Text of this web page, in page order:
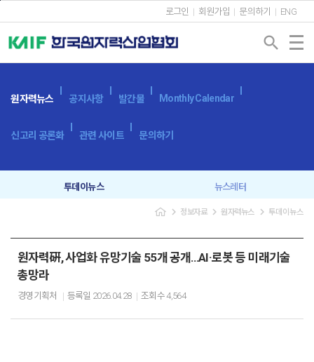
로그인 회원가입 문의하기 ENG
search
원자력뉴스 공지사항 발간물 Monthly Calendar
신고리 공론화 관련 사이트 문의하기
투데이뉴스 뉴스레터
navigate_next 정보자료 navigate_next원자력뉴스 navigate_next 투데이뉴스
원자력硏, 사업화 유망기술 55개 공개…AI·로봇 등 미래기술
총망라
경영기획처 등록일 2026.04.28 조회수4,564